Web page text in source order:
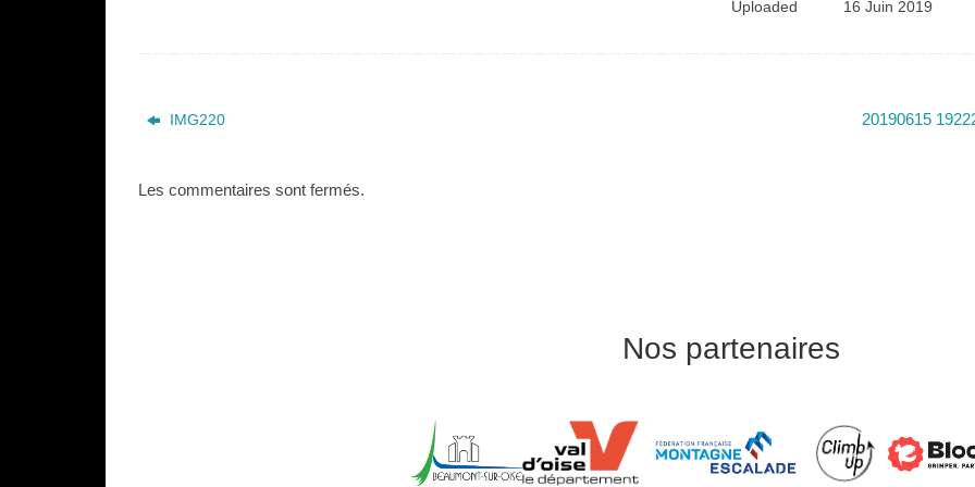
Uploaded 16 Juin 2019
IMG220 20190615
Les commentaires sont fermés.
Nos partenaires